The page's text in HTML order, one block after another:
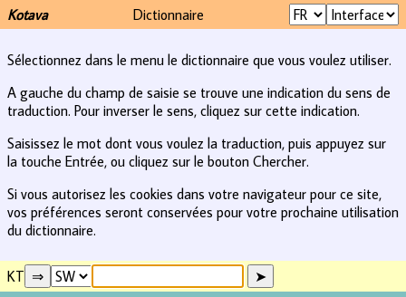
Kotava Dictionnaire
Sélectionnez dans le menu le dictionnaire que vous voulez utiliser.
A gauche du champ de saisie se trouve une indication du sens de
traduction. Pour inverser le sens, cliquez sur cette indication.
Saisissez le mot dont vous voulez la traduction, puis appuyez sur
la touche Entrée, ou cliquez sur le bouton Chercher.
Si vous autorisez les cookies dans votre navigateur pour ce site,
vos préférences seront conservées pour votre prochaine utilisation
du dictionnaire.
KT